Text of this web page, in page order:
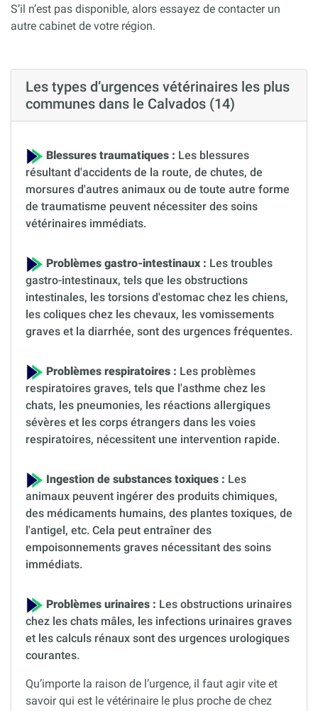
S’il n’est pas disponible, alors essayez de contacter un
autre cabinet de votre région.
Les types d’urgences vétérinaires les plus
communes dans le Calvados (14)
Blessures traumatiques : Les blessures
résultant d'accidents de la route, de chutes, de
morsures d'autres animaux ou de toute autre forme
de traumatisme peuvent nécessiter des soins
vétérinaires immédiats.
Problèmes gastro-intestinaux : Les troubles
gastro-intestinaux, tels que les obstructions
intestinales, les torsions d'estomac chez les chiens,
les coliques chez les chevaux, les vomissements
graves et la diarrhée, sont des urgences fréquentes.
Problèmes respiratoires : Les problèmes
respiratoires graves, tels que l'asthme chez les
chats, les pneumonies, les réactions allergiques
sévères et les corps étrangers dans les voies
respiratoires, nécessitent une intervention rapide.
Ingestion de substances toxiques : Les
animaux peuvent ingérer des produits chimiques,
des médicaments humains, des plantes toxiques, de
l'antigel, etc. Cela peut entraîner des
empoisonnements graves nécessitant des soins
immédiats.
Problèmes urinaires : Les obstructions urinaires
chez les chats mâles, les infections urinaires graves
et les calculs rénaux sont des urgences urologiques
courantes.
Qu’importe la raison de l’urgence, il faut agir vite et
savoir qui est le vétérinaire le plus proche de chez